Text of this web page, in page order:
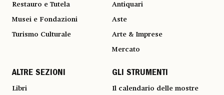
Restauro e Tutela
Musei e Fondazioni
Turismo Culturale
Antiquari
Aste
Arte & Imprese
Mercato
ALTRE SEZIONI
Libri
GLI STRUMENTI
Il calendario delle mostre